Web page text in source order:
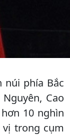
núi phía Bắc
Cao
10 nghìn
vị trong cụm